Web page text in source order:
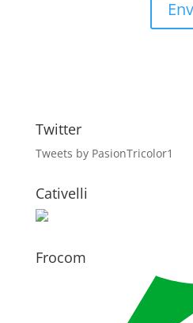
Twitter
Tweets by PasionTricolor1
Cativelli
Frocom